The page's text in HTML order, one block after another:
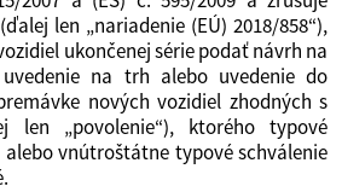
len „nariadenie (EÚ) 2018/858“),
ukončenej série podať návrh na
uvedenie na trh alebo uvedenie do
nových vozidiel zhodných s
len „povolenie“), ktorého typové
alebo vnútroštátne typové schválenie